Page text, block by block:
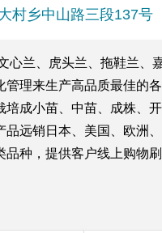
村乡中山路三段137号
心兰、虎头兰、拖鞋兰
管理来生产高品质最佳的
培成小苗、中苗、成株、
远销日本、美国、欧洲
种，提供客户线上购物刷